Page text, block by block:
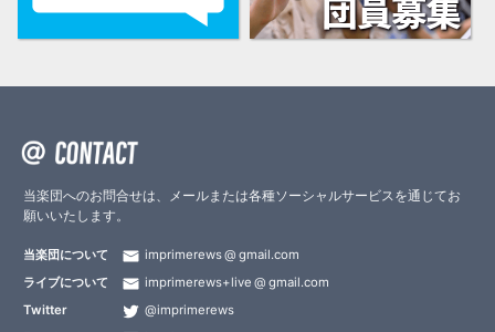
当楽団へのお問合せは、メールまたは各種ソーシャルサービスを通じてお
願いいたします。
当楽団について imprimerews
gmail.com
ライブについて
imprimerews+live
gmail.com
Twitter
@imprimerews